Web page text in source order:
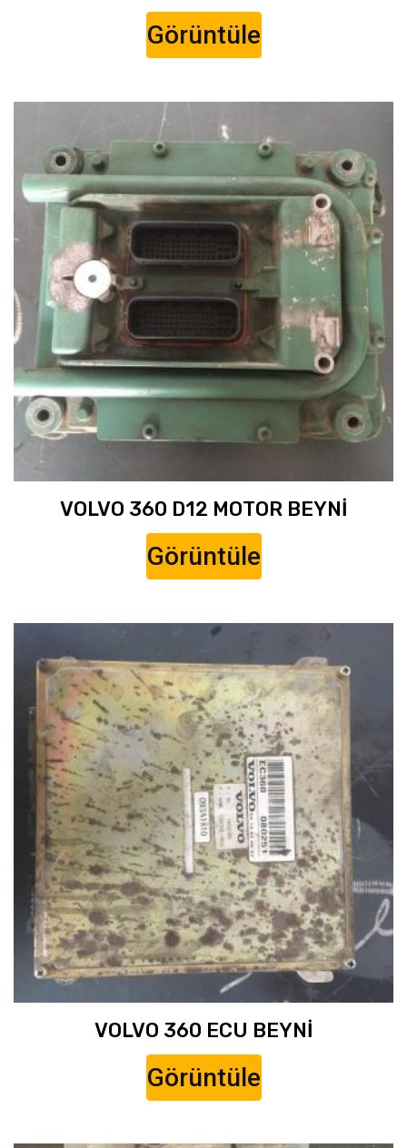
Görüntüle
VOLVO 360 D12 MOTOR BEYNİ
Görüntüle
VOLVO 360 ECU BEYNİ
Görüntüle